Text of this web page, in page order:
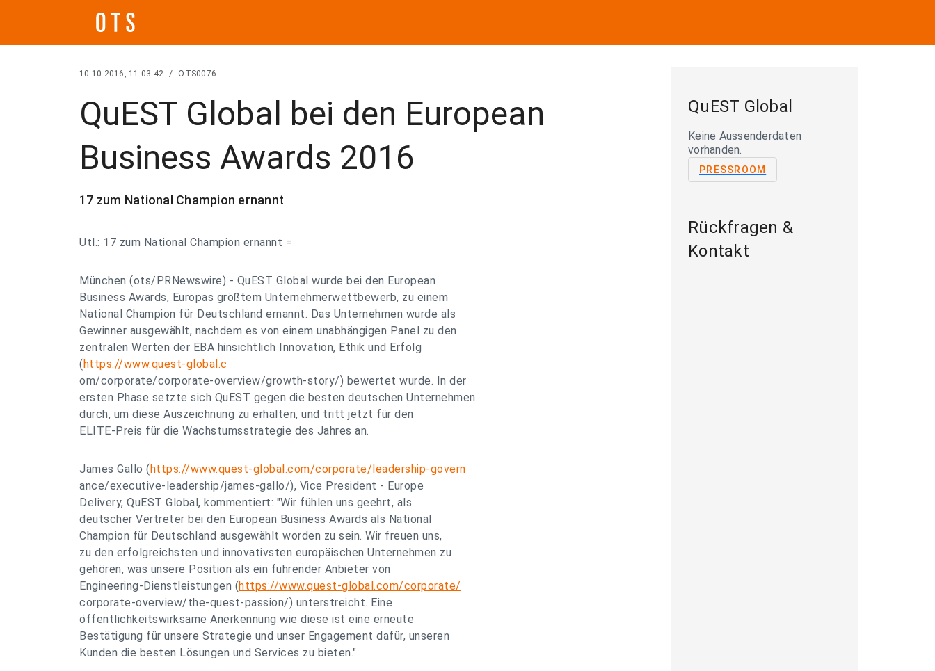
10.10.2016, 11:03:42 / OTS0076
QuEST Global bei den European
Business Awards 2016
17 zum National Champion ernannt
Utl.: 17 zum National Champion ernannt =
München (ots/PRNewswire) - QuEST Global wurde bei den European
Business Awards, Europas größtem Unternehmerwettbewerb, zu einem
National Champion für Deutschland ernannt. Das Unternehmen wurde als
Gewinner ausgewählt, nachdem es von einem unabhängigen Panel zu den
zentralen Werten der EBA hinsichtlich Innovation, Ethik und Erfolg
(https://www.quest-global.c
om/corporate/corporate-overview/growth-story/) bewertet wurde. In der
ersten Phase setzte sich QuEST gegen die besten deutschen Unternehmen
durch, um diese Auszeichnung zu erhalten, und tritt jetzt für den
ELITE-Preis für die Wachstumsstrategie des Jahres an.
James Gallo (https://www.quest-global.com/corporate/leadership-govern
ance/executive-leadership/james-gallo/), Vice President - Europe
Delivery, QuEST Global, kommentiert: "Wir fühlen uns geehrt, als
deutscher Vertreter bei den European Business Awards als National
Champion für Deutschland ausgewählt worden zu sein. Wir freuen uns,
zu den erfolgreichsten und innovativsten europäischen Unternehmen zu
gehören, was unsere Position als ein führender Anbieter von
Engineering-Dienstleistungen (https://www.quest-global.com/corporate/
corporate-overview/the-quest-passion/) unterstreicht. Eine
öffentlichkeitswirksame Anerkennung wie diese ist eine erneute
Bestätigung für unsere Strategie und unser Engagement dafür, unseren
Kunden die besten Lösungen und Services zu bieten."
QuEST Global
Keine Aussenderdaten
vorhanden.
PRESSROOM
Rückfragen &
Kontakt